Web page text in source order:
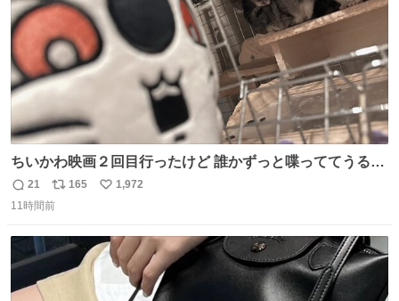
ちいかわ映画２回目行ったけど 誰かずっと喋っててうるさ
かった 許せねえ
返
信
21
リ
ポ
ト
165
い
数
1,972
11時間前